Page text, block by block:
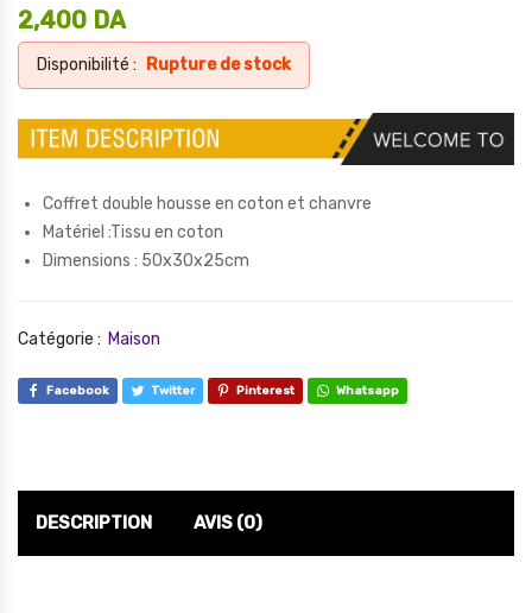
2,400 DA
Disponibilité : Rupture de stock
Coffret double housse en coton et chanvre
Matériel :Tissu en coton
Dimensions : 50x30x25cm
Catégorie : Maison
Facebook Twitter Pinterest Whatsapp
DESCRIPTION AVIS (0)